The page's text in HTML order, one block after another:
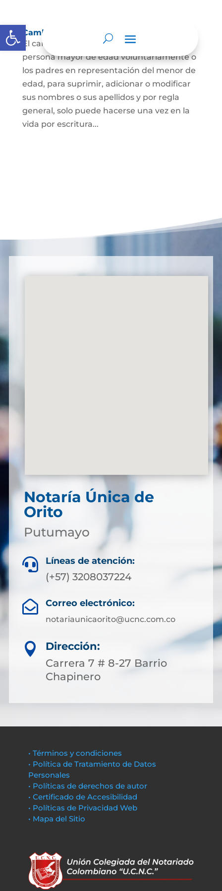
Abrir barra de herramientas
Cambio Nombre
El cambio de nombre lo podrá hacer la
persona mayor de edad voluntariamente o
los padres en representación del menor de
edad, para suprimir, adicionar o modificar
sus nombres o sus apellidos y por regla
general, solo puede hacerse una vez en la
vida por escritura...
Notaría Única de
Orito
Putumayo
 Líneas de atención:
(+57) 3208037224
 Correo electrónico:
notariaunicaorito@ucnc.com.co

Dirección:
Carrera 7 # 8-27 Barrio
Chapinero
• Términos y condiciones
• Política de Tratamiento de Datos
Personales
• Políticas de derechos de autor
• Certificado de Accesibilidad
• Políticas de Privacidad Web
• Mapa del Sitio